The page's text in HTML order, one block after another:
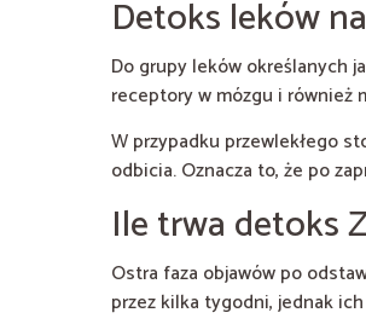
Detoks leków
Do grupy leków określanych
receptory w mózgu i również
W przypadku przewlekłego
odbicia. Oznacza to, że po
Ile trwa detoks
Ostra faza objawów po
przez kilka tygodni, jednak